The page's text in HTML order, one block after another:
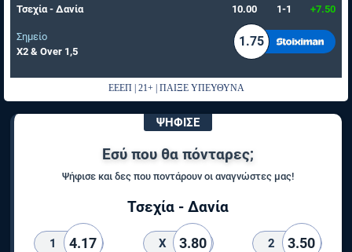
Τσεχία - Δανία
10.00
1-1
+7.50
Σημείο
Χ2 & Over 1,5
1.75
ΕΕΕΠ | 21+ | ΠΑΙΞΕ ΥΠΕΥΘΥΝΑ
ΨΗΦΙΣΕ
Εσύ που θα πόνταρες;
Ψήφισε και δες που ποντάρουν οι αναγνώστες μας!
Τσεχία - Δανία
1 4.17 X 3.80 2 3.50